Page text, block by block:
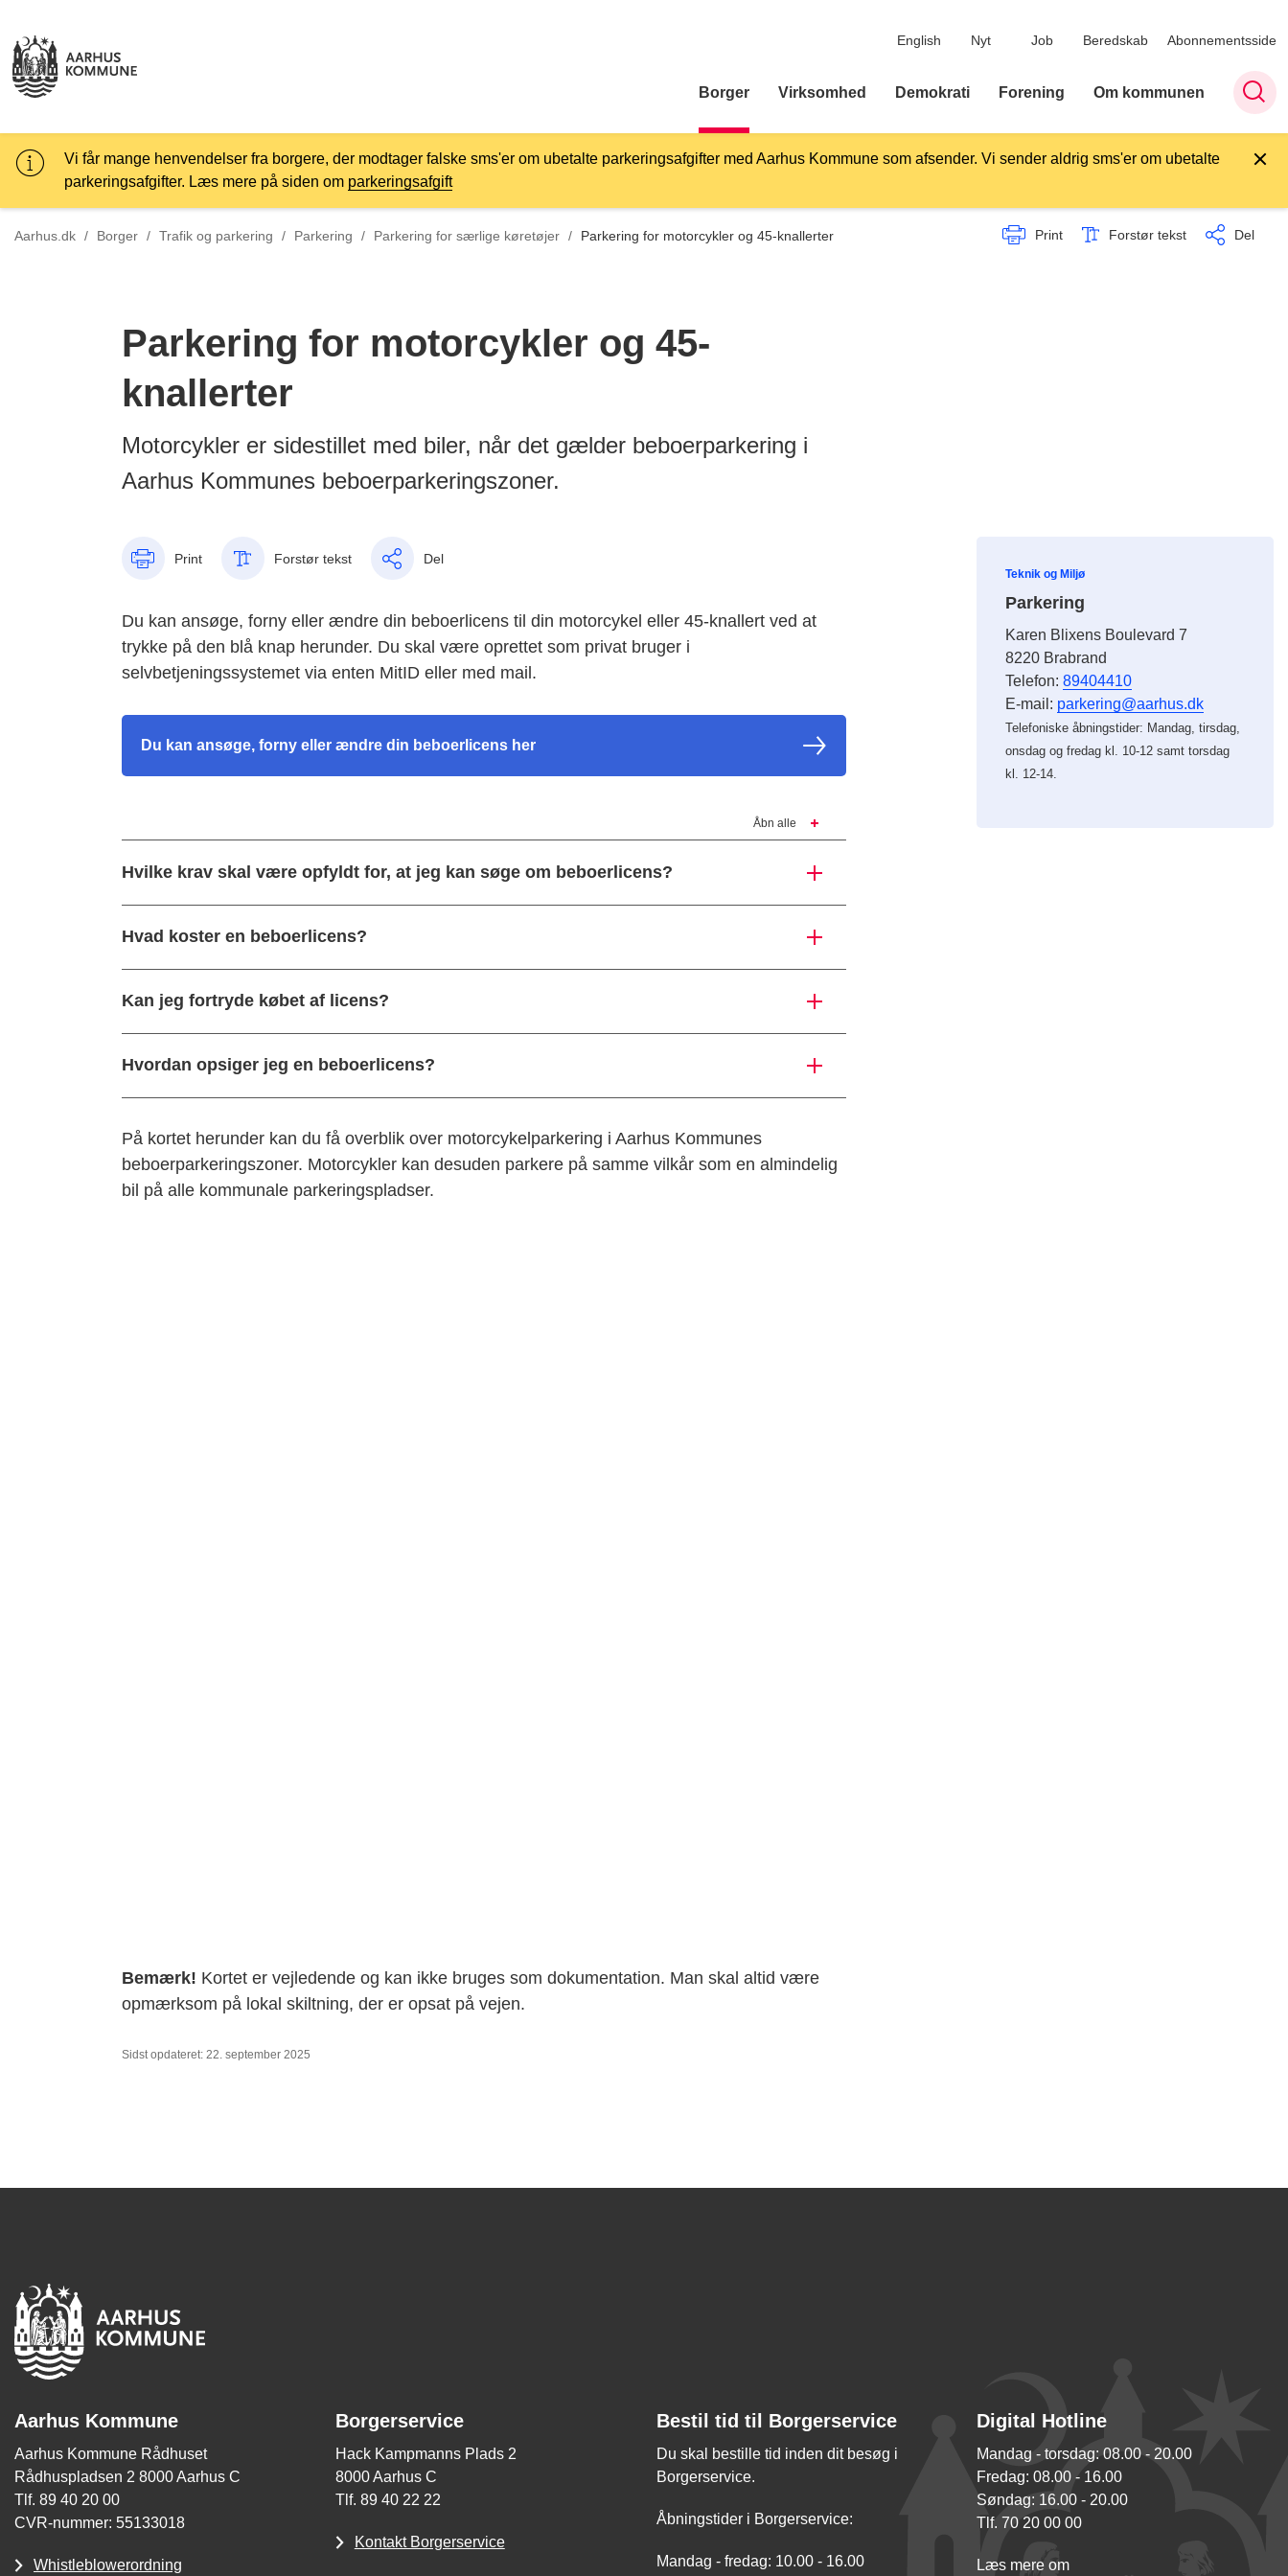
English Nyt Job Beredskab Abonnementsside
Borger Virksomhed Demokrati Forening Om kommunen
Vi får mange henvendelser fra borgere, der modtager falske sms'er om ubetalte parkeringsafgifter med Aarhus Kommune som afsender. Vi sender aldrig sms'er om ubetalte
parkeringsafgifter. Læs mere på siden om parkeringsafgift
Aarhus.dk / Borger / Trafik og parkering / Parkering / Tilbage til
Parkering for særlige køretøjer / Parkering for motorcykler og 45-knallerter Print Forstør tekst Del
Parkering for motorcykler og 45-
knallerter
Motorcykler er sidestillet med biler, når det gælder beboerparkering i
Aarhus Kommunes beboerparkeringszoner.
Print Forstør tekst Del
Du kan ansøge, forny eller ændre din beboerlicens til din motorcykel eller 45-knallert ved at
trykke på den blå knap herunder. Du skal være oprettet som privat bruger i
selvbetjeningssystemet via enten MitID eller med mail.
Du kan ansøge, forny eller ændre din beboerlicens her
Åbn alle
Hvilke krav skal være opfyldt for, at jeg kan søge om beboerlicens?
Hvad koster en beboerlicens?
Kan jeg fortryde købet af licens?
Hvordan opsiger jeg en beboerlicens?
På kortet herunder kan du få overblik over motorcykelparkering i Aarhus Kommunes
beboerparkeringszoner. Motorcykler kan desuden parkere på samme vilkår som en almindelig
bil på alle kommunale parkeringspladser.
Bemærk! Kortet er vejledende og kan ikke bruges som dokumentation. Man skal altid være
opmærksom på lokal skiltning, der er opsat på vejen.
Teknik og Miljø
Parkering
Karen Blixens Boulevard 7
8220 Brabrand
Telefon:89404410
E-mail: parkering@aarhus.dk
Telefoniske åbningstider: Mandag, tirsdag,
onsdag og fredag kl. 10-12 samt torsdag
kl. 12-14.
Sidst opdateret: 22. september 2025
Aarhus Kommune
Aarhus Kommune Rådhuset
Rådhuspladsen 2 8000 Aarhus C
Tlf. 89 40 20 00
CVR-nummer: 55133018
Whistleblowerordning
Borgerservice
Hack Kampmanns Plads 2
8000 Aarhus C
Tlf. 89 40 22 22
Kontakt Borgerservice
Bestil tid til Borgerservice
Du skal bestille tid inden dit besøg i
Borgerservice.
Åbningstider i Borgerservice:
Mandag - fredag: 10.00 - 16.00
Digital Hotline
Mandag - torsdag: 08.00 - 20.00
Fredag: 08.00 - 16.00
Søndag: 16.00 - 20.00
Tlf. 70 20 00 00
Læs mere om